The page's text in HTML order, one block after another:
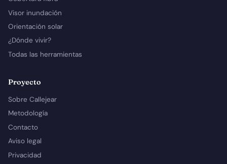
Visor inundación
Orientación solar
¿Dónde vivir?
Todas las herramientas
Proyecto
Sobre Callejear
Metodología
Contacto
Aviso legal
Privacidad